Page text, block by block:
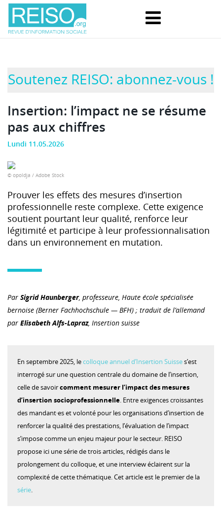
Soutenez REISO: abonnez-vous !
Insertion: l’impact ne se résume
pas aux chiffres
Lundi 11.05.2026
© opoldja / Adobe Stock
Prouver les effets des mesures d’insertion
professionnelle reste complexe. Cette exigence
soutient pourtant leur qualité, renforce leur
légitimité et participe à leur professionnalisation
dans un environnement en mutation.
Par Sigrid Haunberger, professeure, Haute école spécialisée
bernoise (Berner Fachhochschule — BFH) ; traduit de l’allemand
par Elisabeth Alfs-Lapraz, Insertion suisse
En septembre 2025, lecolloque annuel d’Insertion Suisses’est
interrogé sur une question centrale du domaine de l’insertion,
celle de savoircomment mesurer l’impact des mesures
d’insertion socioprofessionnelle. Entre exigences croissantes
des mandant·es et volonté pour les organisations d’insertion de
renforcer la qualité des prestations, l’évaluation de l’impact
s’impose comme un enjeu majeur pour le secteur. REISO
propose ici une série de trois articles, rédigés dans le
prolongement du colloque, et une interview éclairent sur la
complexité de cette thématique. Cet article est le premier de la
série.